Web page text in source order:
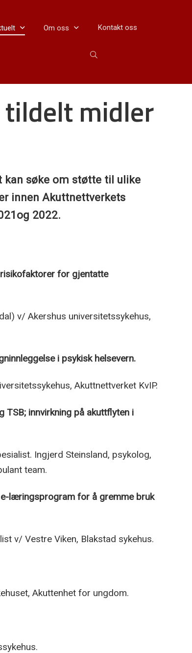
Om oss Kontakt oss
tildelt midler
søke om støtte til ulike
innen Akuttnettverkets
2022.
for gjentatte
v/ Akershus universitetssykehus,
i psykisk helsevern.
Akuttnettverket KvIP.
TSB; innvirkning på akuttflyten i
Ingjerd Steinsland, psykolog,
team.
e-læringsprogram for å gremme bruk
v/ Vestre Viken, Blakstad sykehus.
Akuttenhet for ungdom.